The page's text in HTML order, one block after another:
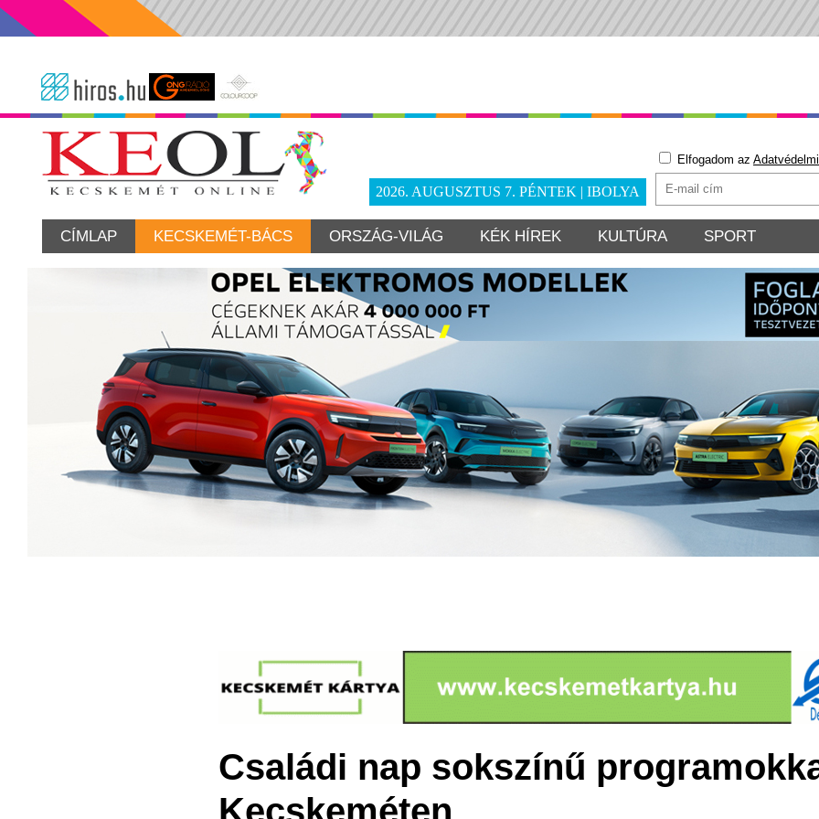
2026. AUGUSZTUS 7. PÉNTEK | IBOLYA
Elfogadom az
CÍMLAP KECSKEMÉT-BÁCS ORSZÁG-VILÁG KÉK HÍREK KULTÚRA SPORT
Családi nap sokszínű